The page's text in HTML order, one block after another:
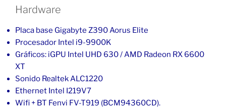
Hardware
Placa base Gigabyte Z390 Aorus Elite
Procesador Intel i9-9900K
Gráficos: iGPU Intel UHD 630 / AMD Radeon RX 6600
XT
Sonido Realtek ALC1220
Ethernet Intel I219V7
Wifi + BT Fenvi FV-T919 (BCM94360CD).